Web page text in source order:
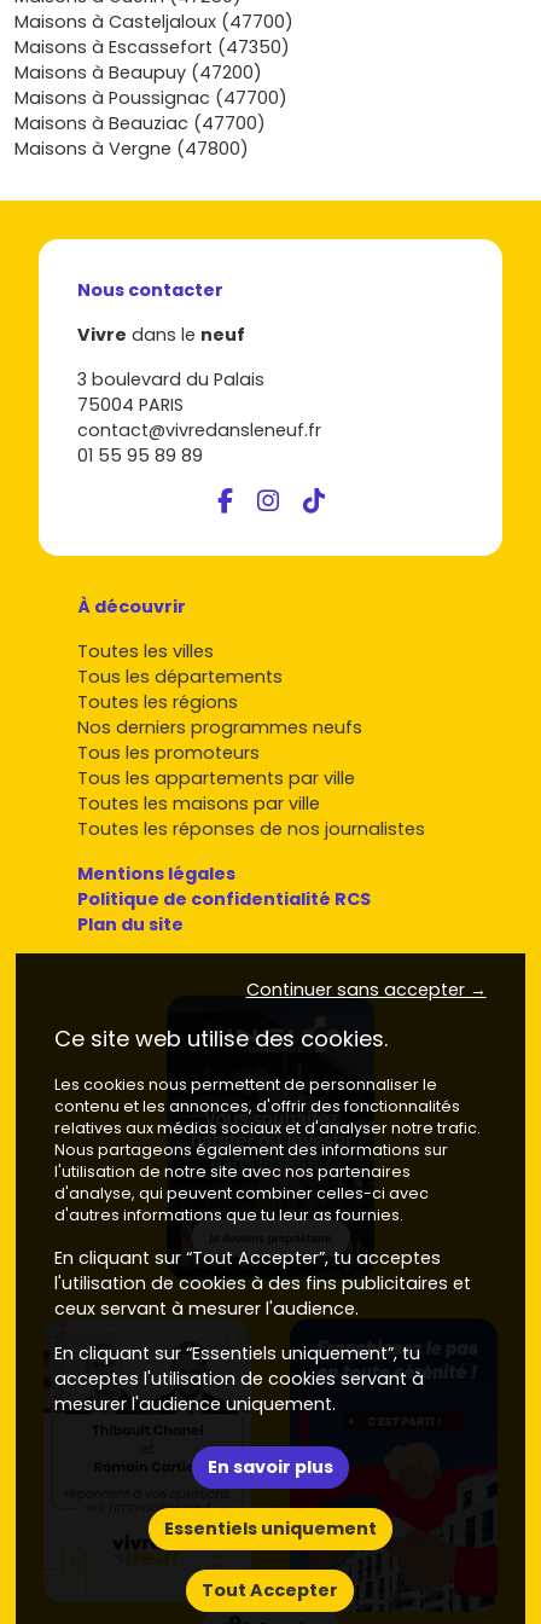
zones résidentielles plus au calme vers la campagne?
Découvre les programmes disponibles sur Vivre dans le
neuf, échange avec nous sur les délais, les plans et les
options de personnalisation, et trouve la
Tonneinsqui coche toutes tes cases pour habiter ou
investir en toute confiance.
Maisons à Casteljaloux (47700)
Maisons à Escassefort (47350)
Maisons à Beaupuy (47200)
Maisons à Poussignac (47700)
Maisons à Beauziac (47700)
Maisons à Vergne (47800)
Nous contacter
Vivre dans le neuf
3 boulevard du Palais
75004 PARIS
contact@vivredansleneuf.fr
01 55 95 89 89
À découvrir
Toutes les villes
Tous les départements
Toutes les régions
Nos derniers programmes neufs
Tous les promoteurs
Tous les appartements par ville
Toutes les maisons par ville
Toutes les réponses de nos journalistes
Mentions légales
Politique de confidentialité RCS
Plan du site
Continuer sans accepter →
Ce site web utilise des cookies.
Les cookies nous permettent de personnaliser le
contenu et les annonces, d'offrir des fonctionnalités
relatives aux médias sociaux et d'analyser notre trafic.
Nous partageons également des informations sur
l'utilisation de notre site avec nos partenaires
d'analyse, qui peuvent combiner celles-ci avec
d'autres informations que tu leur as fournies.
En cliquant sur “Tout Accepter”, tu acceptes
l'utilisation de cookies à des fins publicitaires et
ceux servant à mesurer l'audience.
En cliquant sur “Essentiels uniquement”, tu
acceptes l'utilisation de cookies servant à
mesurer l'audience uniquement.
En savoir plus
Essentiels uniquement
Tout Accepter